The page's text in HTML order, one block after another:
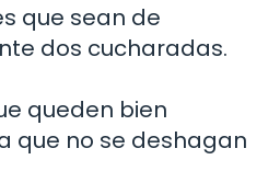
que sean de
dos cucharadas.
queden bien
que no se deshagan